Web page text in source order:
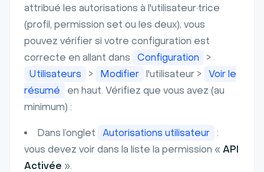
attribué les autorisations à l'utilisateur·trice
(profil, permission set ou les deux), vous
pouvez vérifier si votre configuration est
correcte en allant dans
Configuration
>
Utilisateurs
> Modifier l'utilisateur >
Voir le
résumé
en haut. Vérifiez que vous avez (au
minimum) :
Dans l’onglet Autorisations utilisateur
:
vous devez voir dans la liste la permission « API
Activée ».